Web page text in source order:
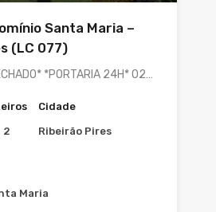
Santa Maria –
(LC 077)
*PORTARIA 24H* 02…
2
Cidade
Ribeirão Pires
Maria